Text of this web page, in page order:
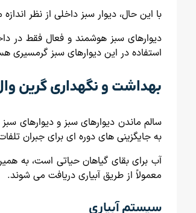
با این حال، دیوار سبز داخلی از نظر
دیوارهای سبز هوشمند و فعال فقط در
استفاده در این دیوارهای سبز گرمسیری
بهداشت و نگهداری گرین
سالم ماندن دیوارهای سبز و دیوارهای
به جایگزینی های دوره ای برای جبران
آب برای بقای گیاهان حیاتی است، به
معمولاً از طریق آبیاری دریافت می شوند.
سیستم آبیاری